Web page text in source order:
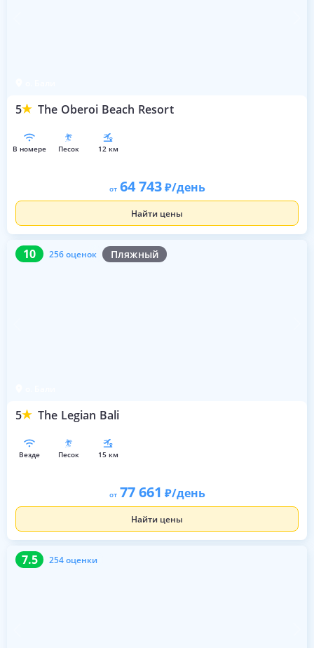
5 The Oberoi Beach Resort
в номере песок 12 км
от 64 743 /день
Найти цены
10 256 оценок Пляжный
5 The Legian Bali
10 256 оценок
везде песок 15 км
от 77 661 /день
Найти цены
7.5 254 оценки
7.5 254 оценки